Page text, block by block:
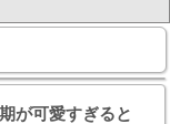
が可愛すぎると